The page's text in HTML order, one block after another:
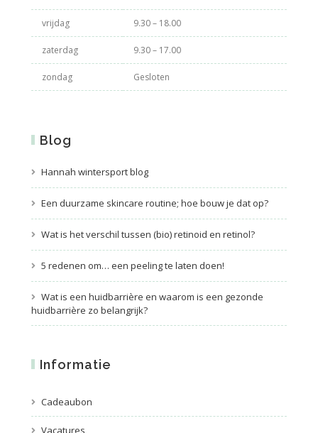
vrijdag 9.30 – 18.00
zaterdag 9.30 – 17.00
zondag Gesloten
Blog
Hannah wintersport blog
Een duurzame skincare routine; hoe bouw je dat op?
Wat is het verschil tussen (bio) retinoid en retinol?
5 redenen om… een peeling te laten doen!
Wat is een huidbarrière en waarom is een gezonde
huidbarrière zo belangrijk?
Informatie
Cadeaubon
Vacatures